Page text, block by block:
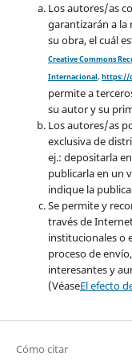
Los autores/as
garantizarán a la
su obra, el cuál
Creative Commons
Internacional. https://
permite a
su autor y su
Los autores/as
exclusiva de
ej.: depositarla
publicarla en un
indique la
Se permite y
través de
institucionales o
proceso de
interesantes y
(VéaseEl efecto
Cómo citar